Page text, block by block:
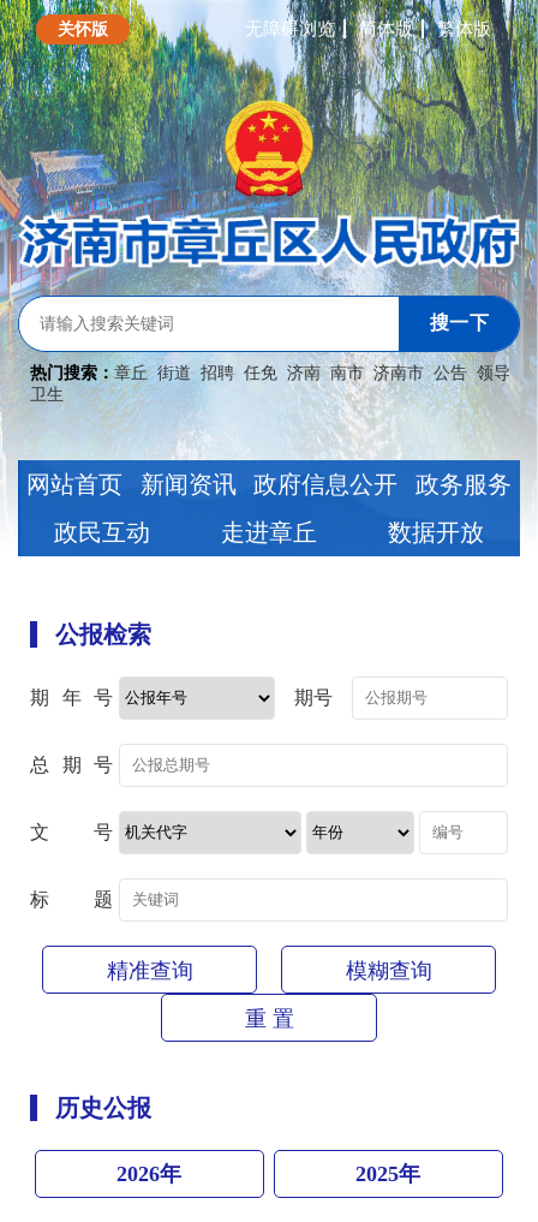
关怀版 无障碍浏览 简体版 繁体版
搜一下
热门搜索：章丘 街道 招聘 任免 济南 南市 济南市 公告 领导
卫生
网站首页 新闻资讯 政府信息公开
政务服务
政民互动
走进章丘 数据开放
公报检索
期年号 期号
总期号
文号
标题
精准查询
模糊查询
重 置
历史公报
2026年 2025年